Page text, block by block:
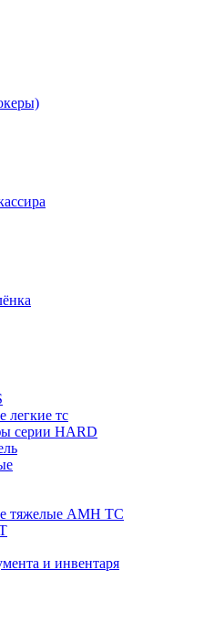
легкие тс
серии HARD
тяжелые AMH TC
и инвентаря